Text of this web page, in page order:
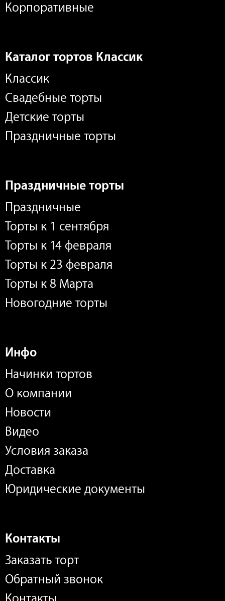
Корпоративные
Каталог тортов Классик
Классик
Свадебные торты
Детские торты
Праздничные торты
Праздничные торты
Праздничные
Торты к 1 сентября
Торты к 14 февраля
Торты к 23 февраля
Торты к 8 Марта
Новогодние торты
Инфо
Начинки тортов
О компании
Новости
Видео
Условия заказа
Доставка
Юридические документы
Контакты
Заказать торт
Обратный звонок